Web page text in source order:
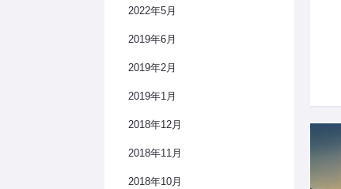
2022年5月
2019年6月
2019年2月
2019年1月
2018年12月
2018年11月
2018年10月